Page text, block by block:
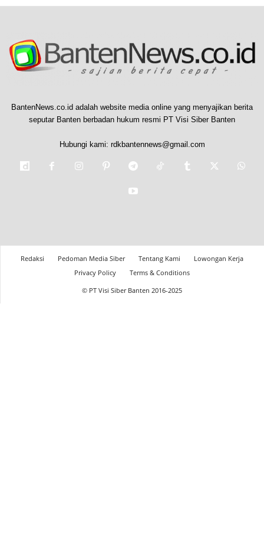
BantenNews.co.id adalah website media online yang menyajikan berita
seputar Banten berbadan hukum resmi PT Visi Siber Banten
Hubungi kami: rdkbantennews@gmail.com
Redaksi Pedoman Media Siber Tentang Kami
Lowongan Kerja
Privacy Policy
Terms & Conditions
© PT Visi Siber Banten 2016-2025